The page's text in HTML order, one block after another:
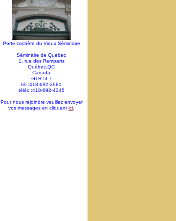
Porte cochère du Vieux Séminaire
Séminaire de Québec
1, rue des Remparts
Québec,QC
Canada
G1R 5L7
tél.:418-692-3981
téléc.:418-692-4345
Pour nous rejoindre veuillez envoyer
vos messages en cliquant ici